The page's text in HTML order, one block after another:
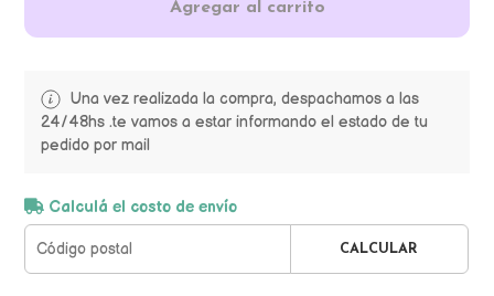
Agregar al carrito
Una vez realizada la compra, despachamos a las
24/48hs .te vamos a estar informando el estado de tu
pedido por mail
Calculá el costo de envío
CALCULAR